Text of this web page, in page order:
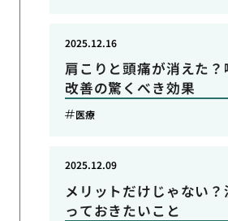
肩こりと頭痛が消えた？
改善の驚くべき効果
2025.12.16
医療
メリットだけじゃない
っておきたいこと
2025.12.09